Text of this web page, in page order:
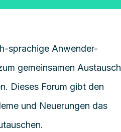
sprachige Anwender-
gemeinsamen Austausch
Dieses Forum gibt den
und Neuerungen das